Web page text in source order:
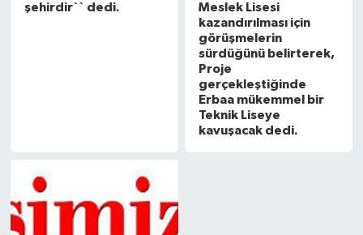
şehirdir`` dedi.
Meslek Lisesi
kazandırılması için
görüşmelerin
sürdüğünü belirterek,
Proje
gerçekleştiğinde
Erbaa mükemmel bir
Teknik Liseye
kavuşacak dedi.